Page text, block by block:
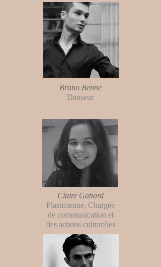
Bruno Benne
Danseur
Claire Gabard
Plasticienne, Chargée
de communication et
des actions culturelles